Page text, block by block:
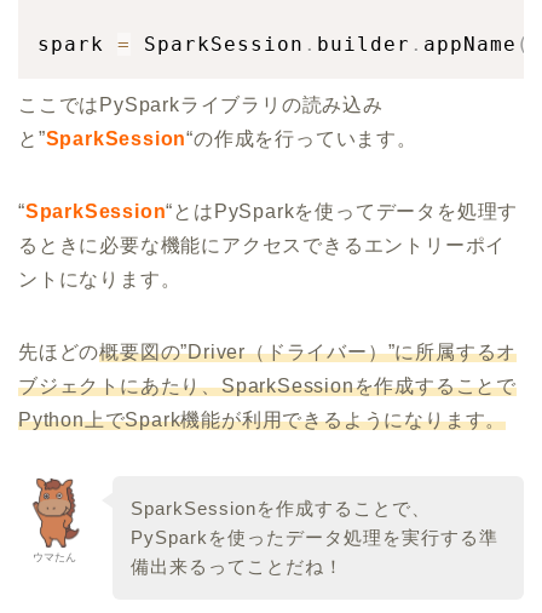
spark = SparkSession . builder . appName (
ここではPySparkライブラリの読み込み
と”SparkSession“の作成を行っています。
“SparkSession“とはPySparkを使ってデータを処理す
るときに必要な機能にアクセスできるエントリーポイ
ントになります。
先ほどの概要図の”Driver（ドライバー）”に所属するオ
ブジェクトにあたり、SparkSessionを作成することで
Python上でSpark機能が利用できるようになります。
ウマたん
SparkSessionを作成することで、
PySparkを使ったデータ処理を実行する準
備出来るってことだね！